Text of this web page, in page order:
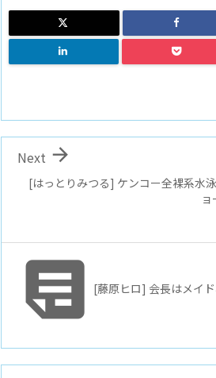
[はっとりみつる] ケンコー全裸系水

Next
[藤原ヒロ] 会長はメイ